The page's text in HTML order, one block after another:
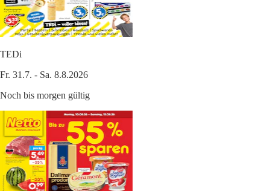
TEDi
Fr. 31.7. - Sa. 8.8.2026
Noch bis morgen gültig